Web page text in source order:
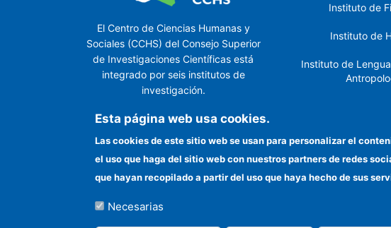
El Centro de Ciencias Humanas y
Sociales (CCHS) del Consejo Superior
de Investigaciones Científicas está
integrado por seis institutos de
investigación.
Instituto de
Instituto de
Instituto de
Instituto de
Esta página web usa cookies.
Las cookies de este sitio web se usan para personalizar el
el uso que haga del sitio web con nuestros partners de redes
que hayan recopilado a partir del uso que haya hecho de sus
Necesarias